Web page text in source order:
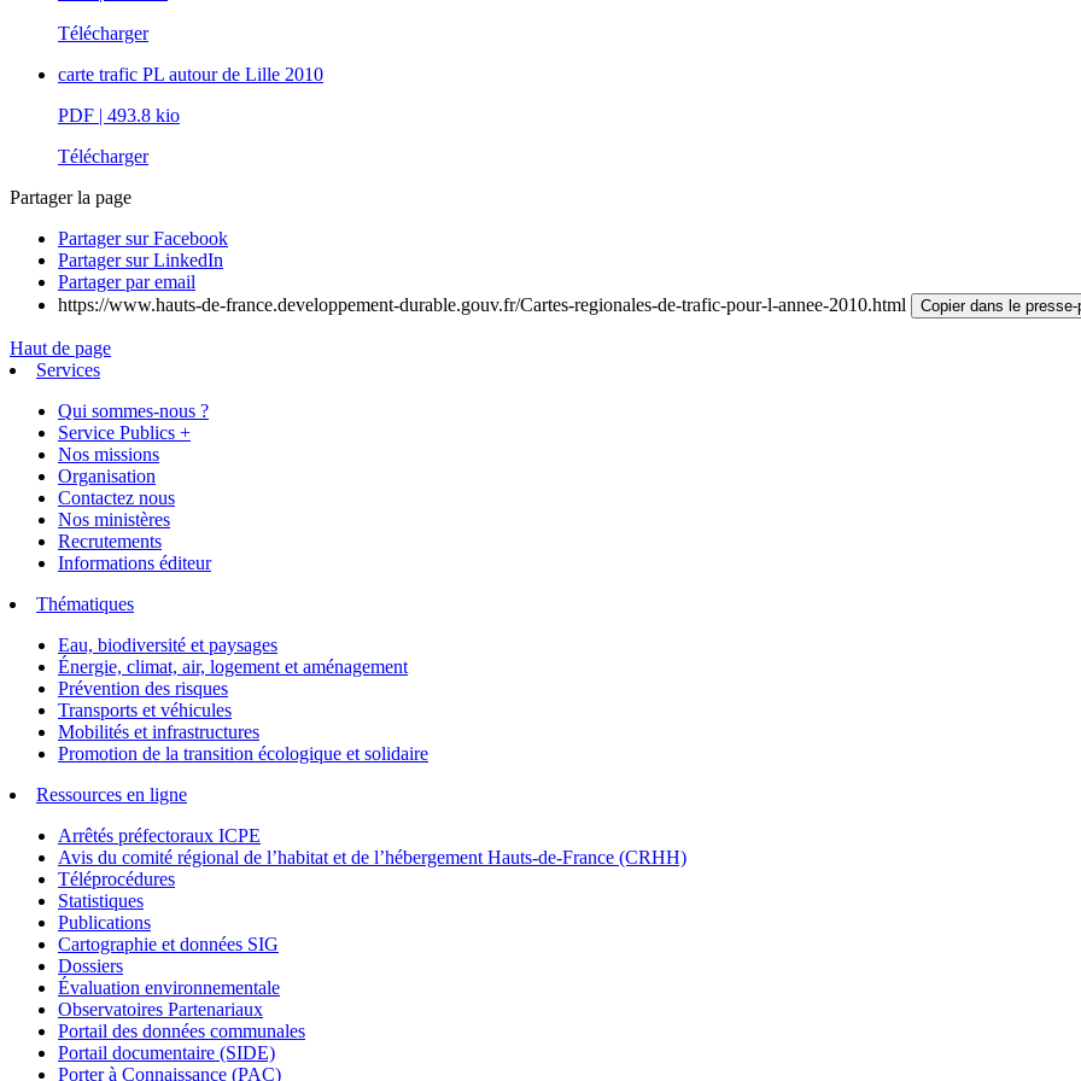
Télécharger
carte trafic PL autour de Lille 2010
PDF | 493.8 kio
Télécharger
Partager la page
Partager sur Facebook
Partager sur LinkedIn
Partager par email
https://www.hauts-de-france.developpement-durable.gouv.fr/Cartes-regionales-de-trafic-pour-l-annee-2010.html
Copier dans le presse-
Haut de page
Services
Qui sommes-nous ?
Service Publics +
Nos missions
Organisation
Contactez nous
Nos ministères
Recrutements
Informations éditeur
Thématiques
Eau, biodiversité et paysages
Énergie, climat, air, logement et aménagement
Prévention des risques
Transports et véhicules
Mobilités et infrastructures
Promotion de la transition écologique et solidaire
Ressources en ligne
Arrêtés préfectoraux ICPE
Avis du comité régional de l’habitat et de l’hébergement Hauts-de-France (CRHH)
Téléprocédures
Statistiques
Publications
Cartographie et données SIG
Dossiers
Évaluation environnementale
Observatoires Partenariaux
Portail des données communales
Portail documentaire (SIDE)
Porter à Connaissance (PAC)